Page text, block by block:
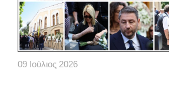
09 Ιούλιος 2026